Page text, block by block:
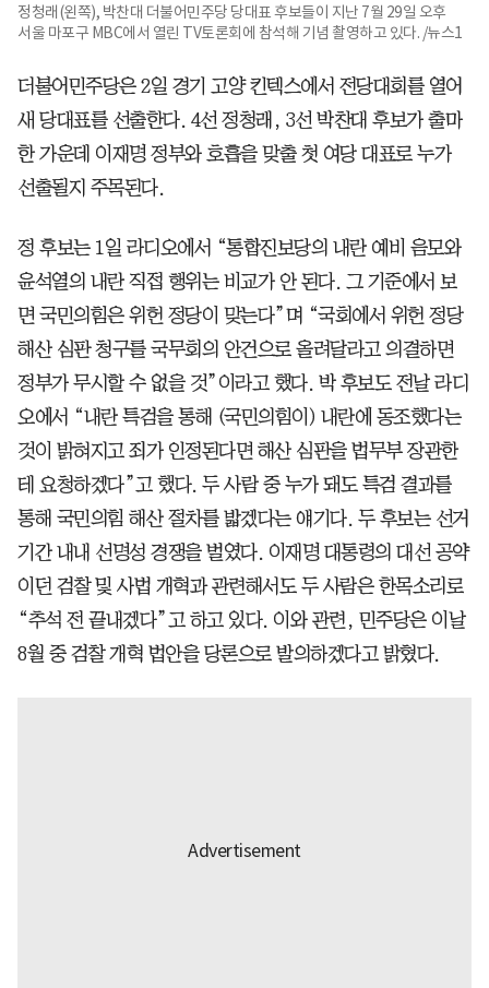
정청래(왼쪽), 박찬대 더불어민주당 당대표 후보들이 지난 7월 29일 오후
서울 마포구 MBC에서 열린 TV토론회에 참석해 기념 촬영하고 있다. /뉴스1
더불어민주당은 2일 경기 고양 킨텍스에서 전당대회를 열어
새 당대표를 선출한다. 4선 정청래, 3선 박찬대 후보가 출마
한 가운데 이재명 정부와 호흡을 맞출 첫 여당 대표로 누가
선출될지 주목된다.
정 후보는 1일 라디오에서 “통합진보당의 내란 예비 음모와
윤석열의 내란 직접 행위는 비교가 안 된다. 그 기준에서 보
면 국민의힘은 위헌 정당이 맞는다”며 “국회에서 위헌 정당
해산 심판 청구를 국무회의 안건으로 올려달라고 의결하면
정부가 무시할 수 없을 것”이라고 했다. 박 후보도 전날 라디
오에서 “내란 특검을 통해 (국민의힘이) 내란에 동조했다는
것이 밝혀지고 죄가 인정된다면 해산 심판을 법무부 장관한
테 요청하겠다”고 했다. 두 사람 중 누가 돼도 특검 결과를
통해 국민의힘 해산 절차를 밟겠다는 얘기다. 두 후보는 선거
기간 내내 선명성 경쟁을 벌였다. 이재명 대통령의 대선 공약
이던 검찰 및 사법 개혁과 관련해서도 두 사람은 한목소리로
“추석 전 끝내겠다”고 하고 있다. 이와 관련, 민주당은 이날
8월 중 검찰 개혁 법안을 당론으로 발의하겠다고 밝혔다.